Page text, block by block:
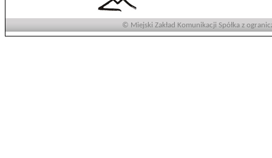
© Miejski Zakład Komunikacji Spółka z